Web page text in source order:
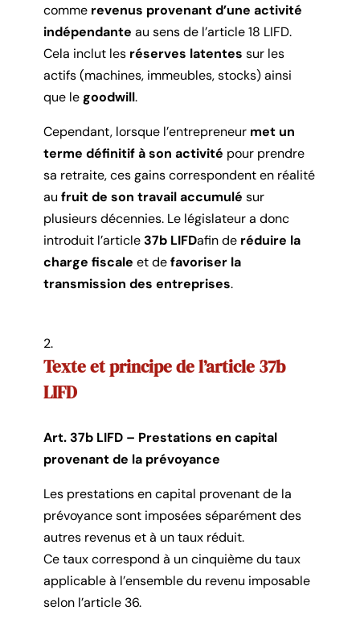
comme revenus provenant d’une activité
indépendante au sens de l’article 18 LIFD.
Cela inclut les réserves latentes sur les
actifs (machines, immeubles, stocks) ainsi
que legoodwill.
Cependant, lorsque l’entrepreneur met un
terme définitif à son activité pour prendre
sa retraite, ces gains correspondent en réalité
au fruit de son travail accumulé sur
plusieurs décennies. Le législateur a donc
introduit l’article37b LIFDafin de réduire la
charge fiscale et defavoriser la
transmission des entreprises.
Texte et principe de l’article 37b
LIFD
Art. 37b LIFD – Prestations en capital
provenant de la prévoyance
Les prestations en capital provenant de la
prévoyance sont imposées séparément des
autres revenus et à un taux réduit.
Ce taux correspond à un cinquième du taux
applicable à l’ensemble du revenu imposable
selon l’article 36.